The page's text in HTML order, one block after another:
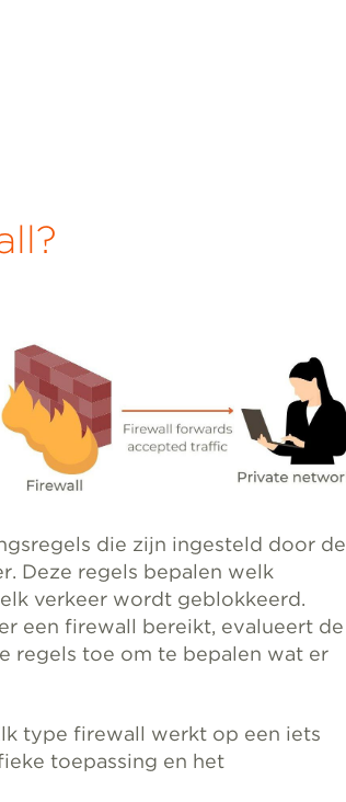
die zijn ingesteld door de
Deze regels bepalen welk
verkeer wordt geblokkeerd.
een firewall bereikt, evalueert de
regels toe om te bepalen wat er
type firewall werkt op een iets
toepassing en het